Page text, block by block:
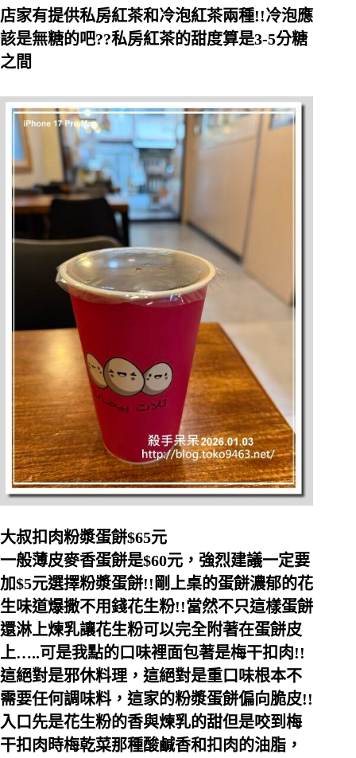
店家有提供私房紅茶和冷泡紅茶兩種!!冷泡應
該是無糖的吧??私房紅茶的甜度算是3-5分糖
之間
大叔扣肉粉漿蛋餅$65元
一般薄皮麥香蛋餅是$60元，強烈建議一定要
加$5元選擇粉漿蛋餅!!剛上桌的蛋餅濃郁的花
生味道爆撒不用錢花生粉!!當然不只這樣蛋餅
還淋上煉乳讓花生粉可以完全附著在蛋餅皮
上…..可是我點的口味裡面包著是梅干扣肉!!
這絕對是邪休料理，這絕對是重口味根本不
需要任何調味料，這家的粉漿蛋餅偏向脆皮!!
入口先是花生粉的香與煉乳的甜但是咬到梅
干扣肉時梅乾菜那種酸鹹香和扣肉的油脂，